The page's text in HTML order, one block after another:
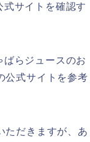
サイトを確認す
らジュースのお
公式サイトを参考
ただきますが、あ